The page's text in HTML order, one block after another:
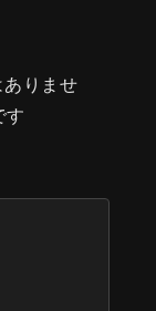
りませ
す